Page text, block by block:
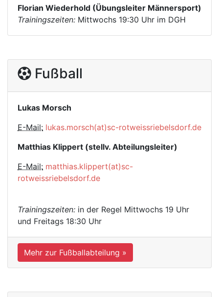
Florian Wiederhold (Übungsleiter Männersport)
Trainingszeiten: Mittwochs 19:30 Uhr im DGH
Fußball
Lukas Morsch
E-Mail: lukas.morsch(at)sc-rotweissriebelsdorf.de
Matthias Klippert (stellv. Abteilungsleiter)
E-Mail: matthias.klippert(at)sc-
rotweissriebelsdorf.de
Trainingszeiten: in der Regel Mittwochs 19 Uhr
und Freitags 18:30 Uhr
Mehr zur Fußballabteilung »